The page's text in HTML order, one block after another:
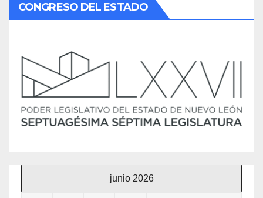
CONGRESO DEL ESTADO
junio 2026